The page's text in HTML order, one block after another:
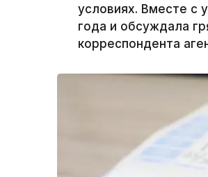
условиях. Вместе с
года и обсуждала
корреспондента